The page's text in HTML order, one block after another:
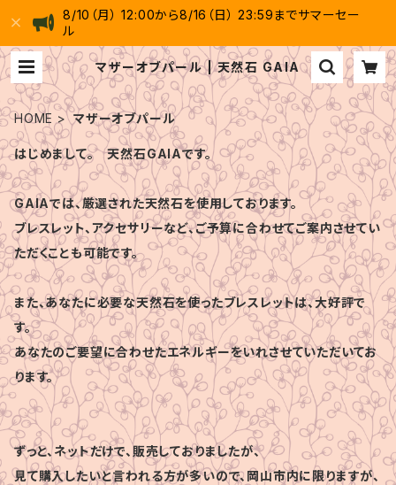
8/10（月） 12:00から8/16（日） 23:59までサマーセー
ル
マザーオブパール | 天然石 GAIA
HOME マザーオブパール
はじめまして。 天然石GAIAです。
GAIAでは、厳選された天然石を使用しております。
ブレスレット、アクセサリーなど、ご予算に合わせてご案内させてい
ただくことも可能です。
また、あなたに必要な天然石を使ったブレスレットは、大好評で
す。
あなたのご要望に合わせたエネルギーをいれさせていただいてお
ります。
ずっと、ネットだけで、販売しておりましたが、
見て購入したいと言われる方が多いので、岡山市内に限りますが、